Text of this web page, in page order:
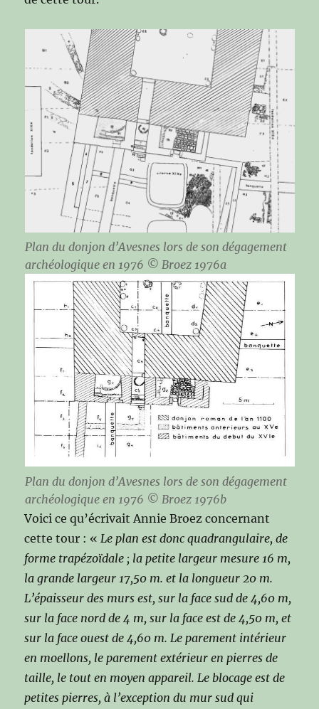
Plan du donjon d’Avesnes lors de son dégagement
archéologique en 1976 © Broez 1976a
Plan du donjon d’Avesnes lors de son dégagement
archéologique en 1976 © Broez 1976b
Voici ce qu’écrivait Annie Broez concernant
cette tour : « Le plan est donc quadrangulaire, de
forme trapézoïdale ; la petite largeur mesure 16 m,
la grande largeur 17,50 m. et la longueur 20 m.
L’épaisseur des murs est, sur la face sud de 4,60 m,
sur la face nord de 4 m, sur la face est de 4,50 m, et
sur la face ouest de 4,60 m. Le parement intérieur
en moellons, le parement extérieur en pierres de
taille, le tout en moyen appareil. Le blocage est de
petites pierres, à l’exception du mur sud qui